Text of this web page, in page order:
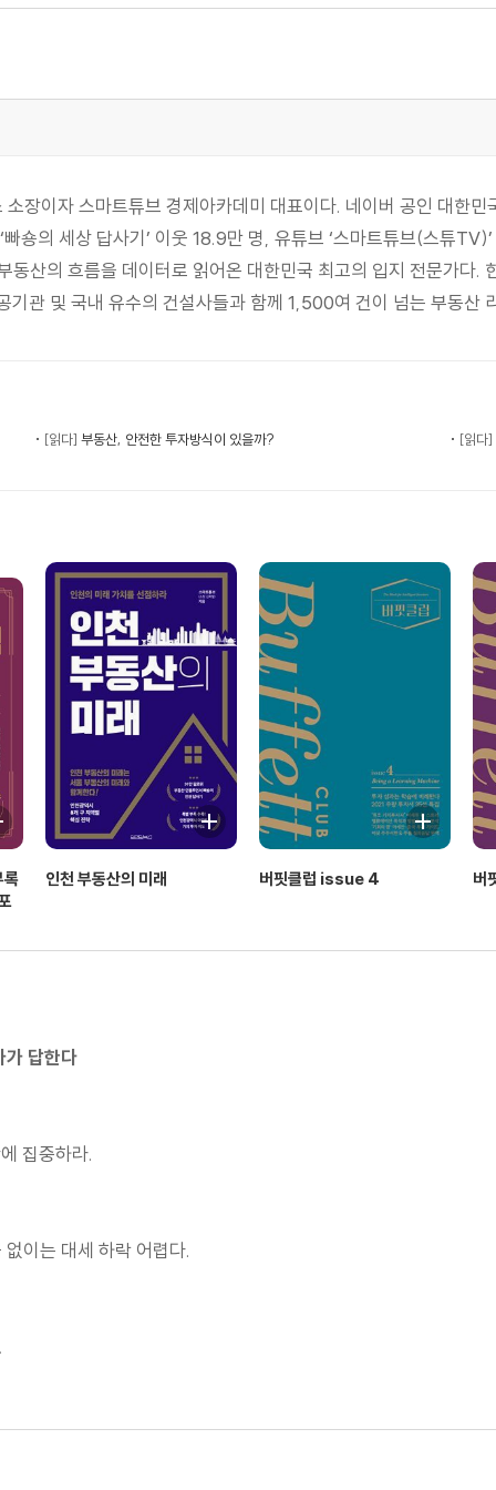
장이자 스마트튜브 경제아카데미 대표이다. 네이버 공인 대한
숑의 세상 답사기’ 이웃 18.9만 명, 유튜브 ‘스마트튜브(스튜
동산의 흐름을 데이터로 읽어온 대한민국 최고의 입지 전문가다.
기관 및 국내 유수의 건설사들과 함께 1,500여 건이 넘는 부동산
[읽다] 부동산, 안전한 투자방식이 있을까? [읽다]
록
인천 부동산의 미래 버핏클럽 issue 4 버
가 답한다
집중하라.
이는 대세 하락 어렵다.